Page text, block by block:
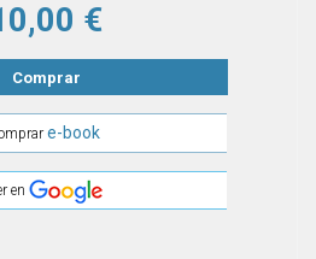
€
Comprar
e-book
en